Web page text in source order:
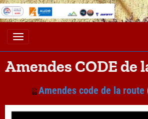
Amendes CODE de
Amendes code de la route